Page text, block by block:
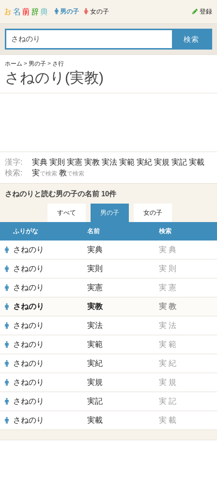
男の子 女の子 登録
ホーム > 男の子 > さ行
さねのり(実教)
漢字: 実典 実則 実憲 実教 実法 実範 実紀 実規 実記 実載
検索:
実で検索 教で検索
さねのりと読む男の子の名前 10件
すべて 男の子 女の子
ふりがな 名前 検索
さねのり 実典 実 典
さねのり 実則 実 則
さねのり 実憲 実 憲
さねのり 実教 実 教
さねのり 実法 実 法
さねのり 実範 実 範
さねのり 実紀 実 紀
さねのり 実規 実 規
さねのり 実記 実 記
さねのり 実載 実 載